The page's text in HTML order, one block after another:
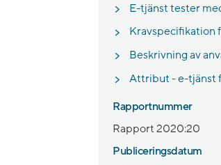
E-tjänst tester
Kravspecifikation
Beskrivning av
Attribut - e-tjänst
Rapportnummer
Rapport 2020:20
Publiceringsdatum